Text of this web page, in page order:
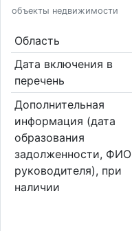
объекты недвижимости
Область
Дата включения в
перечень
Дополнительная
информация (дата
образования
задолженности, ФИО
руководителя), при
наличии